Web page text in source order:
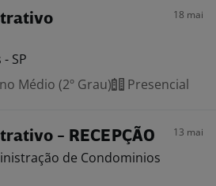
18 mai
SP
Médio (2º Grau) Presencial
- RECEPÇÃO 13 mai
de Condominios